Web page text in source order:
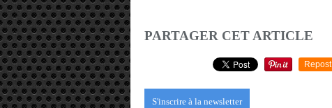
PARTAGER CET ARTICLE
Repost
S'inscrire à la newsletter